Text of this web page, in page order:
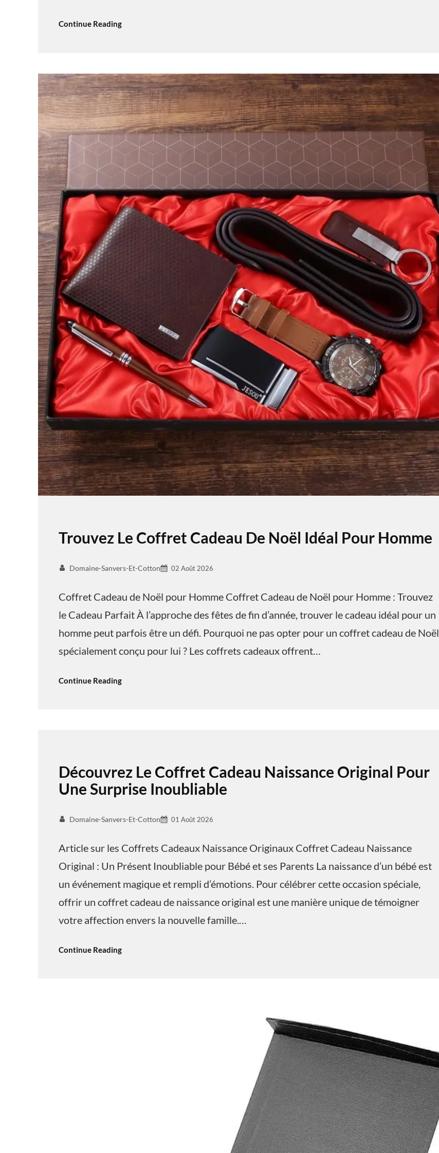
Continue Reading
Trouvez Le Coffret Cadeau De Noël Idéal Pour Homme
Domaine-Sanvers-Et-Cotton 02 Août 2026
Coffret Cadeau de Noël pour Homme Coffret Cadeau de Noël pour Homme : Trouvez
le Cadeau Parfait À l’approche des fêtes de fin d’année, trouver le cadeau idéal pour un
homme peut parfois être un défi. Pourquoi ne pas opter pour un coffret cadeau de Noël
spécialement conçu pour lui ? Les coffrets cadeaux offrent…
Continue Reading
Découvrez Le Coffret Cadeau Naissance Original Pour
Une Surprise Inoubliable
Domaine-Sanvers-Et-Cotton 01 Août 2026
Article sur les Coffrets Cadeaux Naissance Originaux Coffret Cadeau Naissance
Original : Un Présent Inoubliable pour Bébé et ses Parents La naissance d’un bébé est
un événement magique et rempli d’émotions. Pour célébrer cette occasion spéciale,
offrir un coffret cadeau de naissance original est une manière unique de témoigner
votre affection envers la nouvelle famille.…
Continue Reading